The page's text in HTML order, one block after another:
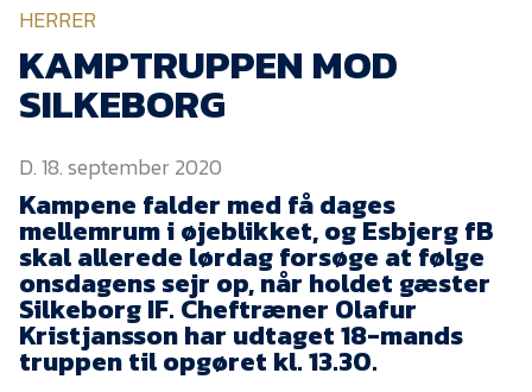
NYHEDER
EfB Akademi
Sydvestjysk Fodbold
Samarbejde
Partnere
Blue Water Arena
Aktionærinformation
HERRER
KAMPTRUPPEN MOD
SILKEBORG
D. 18. september 2020
Kampene falder med få dages
mellemrum i øjeblikket, og Esbjerg fB
skal allerede lørdag forsøge at følge
onsdagens sejr op, når holdet gæster
Silkeborg IF. Cheftræner Olafur
Kristjansson har udtaget 18-mands
truppen til opgøret kl. 13.30.